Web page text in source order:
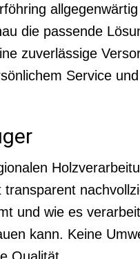
die passende
zuverlässige
Service
und wie es
kann. Keine